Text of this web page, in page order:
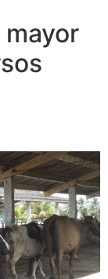
mayor